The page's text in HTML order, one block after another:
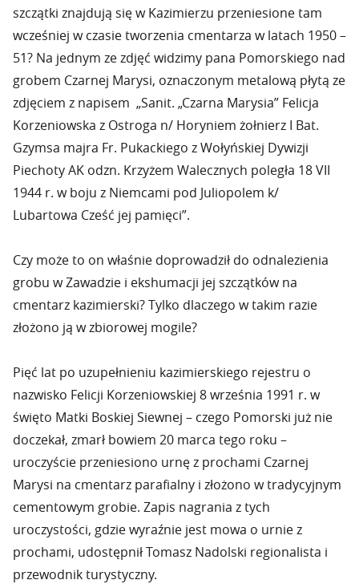
szczątki znajdują się w Kazimierzu przeniesione tam
wcześniej w czasie tworzenia cmentarza w latach 1950 –
51? Na jednym ze zdjęć widzimy pana Pomorskiego nad
grobem Czarnej Marysi, oznaczonym metalową płytą ze
zdjęciem z napisem „Sanit. „Czarna Marysia” Felicja
Korzeniowska z Ostroga n/ Horyniem żołnierz I Bat.
Gzymsa majra Fr. Pukackiego z Wołyńskiej Dywizji
Piechoty AK odzn. Krzyżem Walecznych poległa 18 VII
1944 r. w boju z Niemcami pod Juliopolem k/
Lubartowa Cześć jej pamięci”.
Czy może to on właśnie doprowadził do odnalezienia
grobu w Zawadzie i ekshumacji jej szczątków na
cmentarz kazimierski? Tylko dlaczego w takim razie
złożono ją w zbiorowej mogile?
Pięć lat po uzupełnieniu kazimierskiego rejestru o
nazwisko Felicji Korzeniowskiej 8 września 1991 r. w
święto Matki Boskiej Siewnej – czego Pomorski już nie
doczekał, zmarł bowiem 20 marca tego roku –
uroczyście przeniesiono urnę z prochami Czarnej
Marysi na cmentarz parafialny i złożono w tradycyjnym
cementowym grobie. Zapis nagrania z tych
uroczystości, gdzie wyraźnie jest mowa o urnie z
prochami, udostępnił Tomasz Nadolski regionalista i
przewodnik turystyczny.